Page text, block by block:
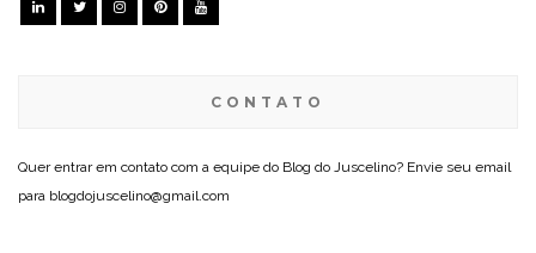
CONTATO
Quer entrar em contato com a equipe do Blog do Juscelino? Envie seu email
para blogdojuscelino@gmail.com